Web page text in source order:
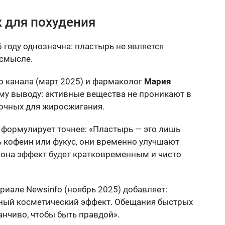
похудения
однозначна: пластырь не является
канала (март 2025) и фармаколог Мария
выводу: активные вещества не проникают в
для жиросжигания.
точнее: «Пластырь — это лишь
кофеин или фукус, они временно улучшают
эффект будет кратковременным и чисто
Newsinfo (ноябрь 2025) добавляет:
косметический эффект. Обещания быстрых
чтобы быть правдой».